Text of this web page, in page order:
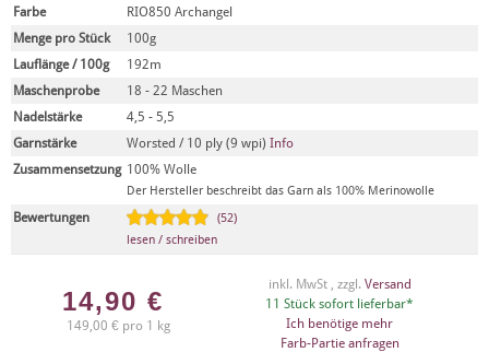
Farbe
RIO850 Archangel
Menge pro Stück
100g
Lauflänge / 100g
192m
Maschenprobe
18 - 22 Maschen
Nadelstärke
4,5 - 5,5
Garnstärke
Worsted / 10 ply (9 wpi) Info
Zusammensetzung 100% Wolle
Der Hersteller beschreibt das Garn als 100% Merinowolle
Bewertungen
(52)
lesen / schreiben
14,90 €
149,00 € pro 1 kg
inkl. MwSt , zzgl. Versand
11 Stück sofort lieferbar*
Ich benötige mehr
Farb-Partie anfragen